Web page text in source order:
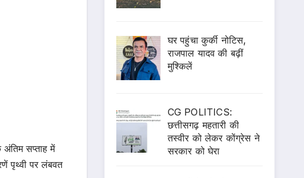
सप्ताह में
पृथ्वी पर लंबवत
घर पहुंचा कुर्की नोटिस,
राजपाल यादव की बढ़ीं
मुश्किलें
CG POLITICS:
छत्तीसगढ़ महतारी की
तस्वीर को लेकर कोंग्रेस ने
सरकार को घेरा